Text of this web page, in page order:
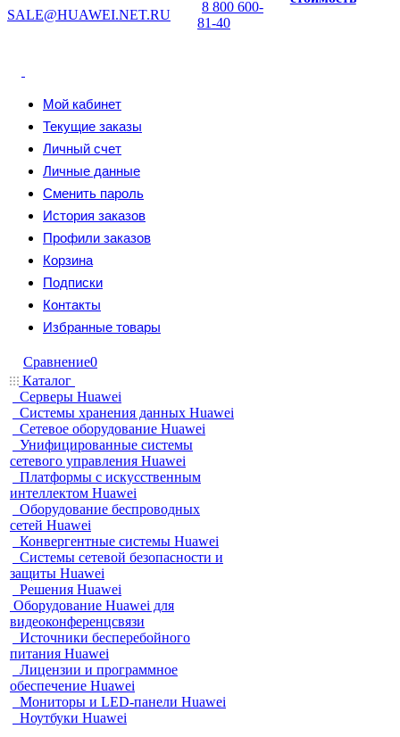
SALE@HUAWEI.NET.RU
8 800 600-
81-40
Мой кабинет
Текущие заказы
Личный счет
Личные данные
Сменить пароль
История заказов
Профили заказов
Корзина
Подписки
Контакты
Избранные товары
Сравнение0
Каталог
Серверы Huawei
Системы хранения данных Huawei
Сетевое оборудование Huawei
Унифицированные системы
сетевого управления Huawei
Платформы с искусственным
интеллектом Huawei
Оборудование беспроводных
сетей Huawei
Конвергентные системы Huawei
Системы сетевой безопасности и
защиты Huawei
Решения Huawei
Оборудование Huawei для
видеоконференцсвязи
Источники бесперебойного
питания Huawei
Лицензии и программное
обеспечение Huawei
Мониторы и LED-панели Huawei
Ноутбуки Huawei